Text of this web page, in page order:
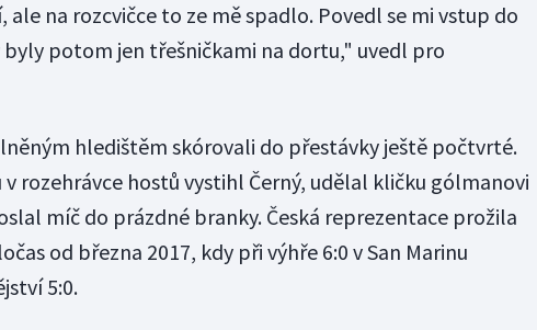
ale na rozcvičce to ze mě spadlo. Povedl se mi vstup do
potom jen třešničkami na dortu," uvedl pro
hledištěm skórovali do přestávky ještě počtvrté.
v rozehrávce hostů vystihl Černý, udělal kličku gólmanovi
míč do prázdné branky. Česká reprezentace prožila
od března 2017, kdy při výhře 6:0 v San Marinu
5:0.